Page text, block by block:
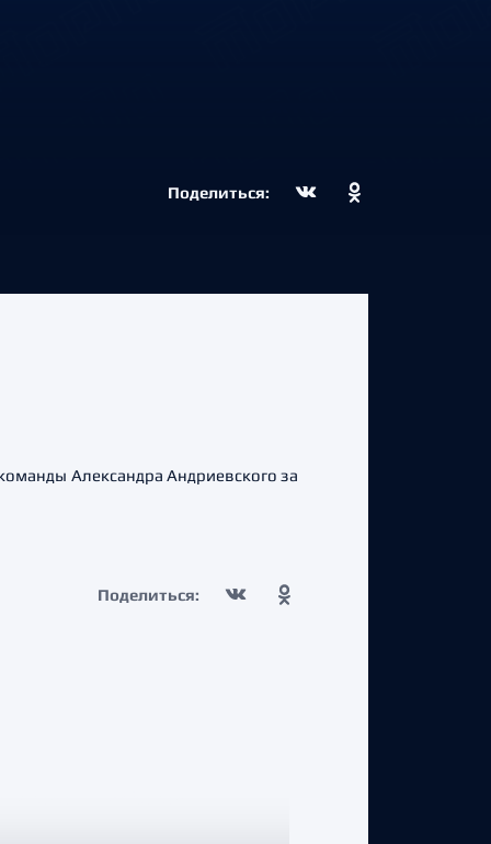
Поделиться:
Александра Андриевского за
Поделиться: